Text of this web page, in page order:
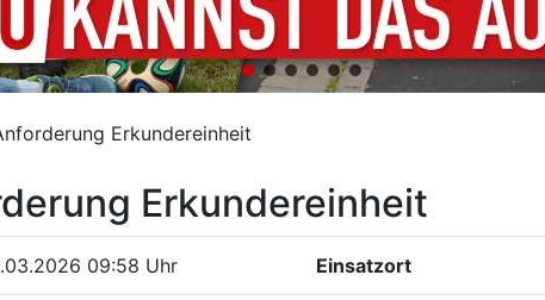
Erkundereinheit
Erkundereinheit
09:58 Uhr Einsatzort